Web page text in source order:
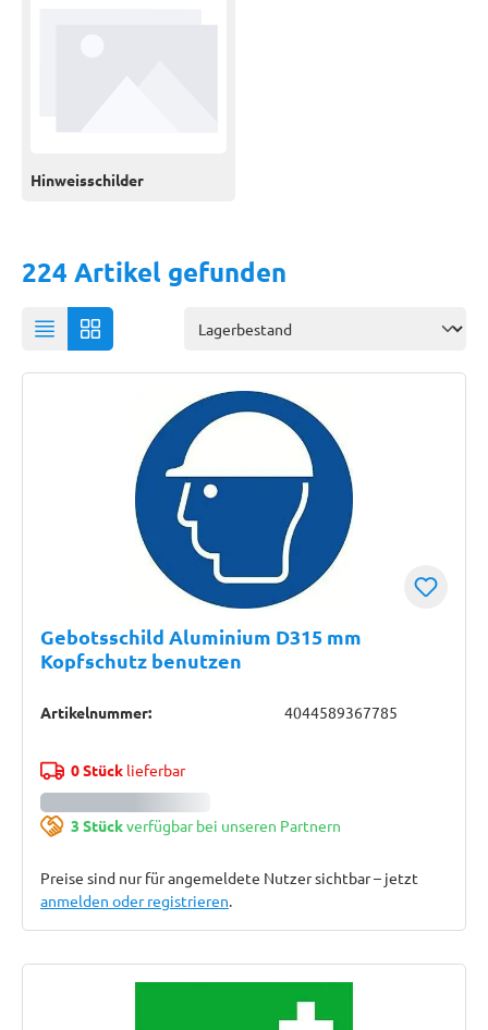
Hinweisschilder
224 Artikel gefunden
Gebotsschild Aluminium D315 mm
Kopfschutz benutzen
Artikelnummer: 4044589367785
0 Stücklieferbar
3 Stückverfügbar bei unseren Partnern
Preise sind nur für angemeldete Nutzer sichtbar – jetzt
anmelden oder registrieren.